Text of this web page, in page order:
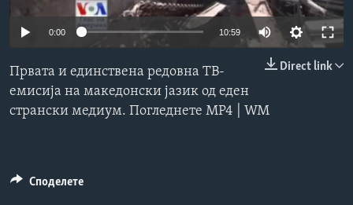
ИНТЕРВЈУА
Јазици
0:00 10:59
Direct link
Првата и единствена редовна ТВ-
емисија на македонски јазик од еден
странски медиум. Погледнете MP4 | WM
Споделете